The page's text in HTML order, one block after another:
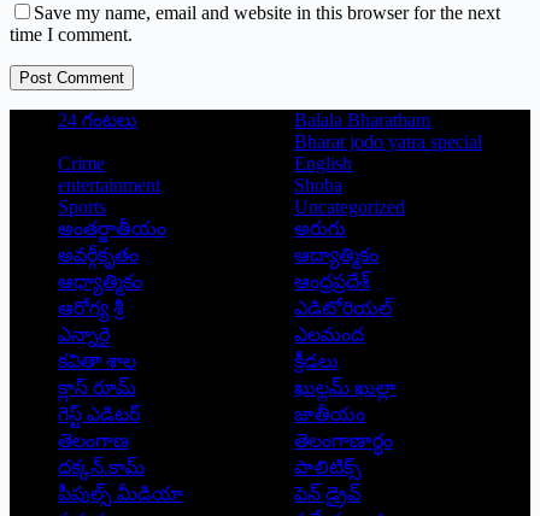
Save my name, email and website in this browser for the next
time I comment.
Post Comment
24 గంటలు
Balala Bharatham
Bharat jodo yatra special
Crime
English
entertainment
Shoba
Sports
Uncategorized
అంతర్జాతీయం
అరుగు
అవర్గీకృతం
ఆద్యాత్మికం
ఆధ్యాత్మికం
ఆంధ్రప్రదేశ్
ఆరోగ్య శ్రీ
ఎడిటోరియల్
ఎన్నారై
ఎలమంద
కవితా శాల
క్రీడలు
క్లాస్ రూమ్
ఖుల్లమ్ ఖుల్లా
గెస్ట్ ఎడిటర్
జాతీయం
తెలంగాణ
తెలంగాణార్థం
దక్కన్.కామ్
పాలిటిక్స్
పీపుల్స్ ‌మీడియా
పెన్ డ్రైవ్